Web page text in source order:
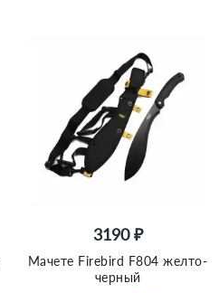
3190 ₽
Мачете Firebird F804 желто-
черный